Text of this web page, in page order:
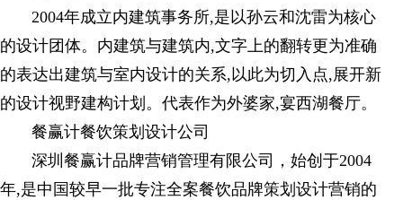
2004年成立内建筑事务所,是以孙云和沈雷为核心
的设计团体。内建筑与建筑内,文字上的翻转更为准确
的表达出建筑与室内设计的关系,以此为切入点,展开新
的设计视野建构计划。代表作为外婆家,宴西湖餐厅。
餐赢计餐饮策划设计公司
深圳餐赢计品牌营销管理有限公司，始创于2004
年,是中国较早一批专注全案餐饮品牌策划设计营销的